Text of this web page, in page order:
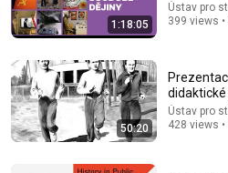
Poprava Stanislava Plichty /
Ústav pro studium totalitních
1:18:05
Ústav pro
399 views
50:20
Ústav pro
428 views